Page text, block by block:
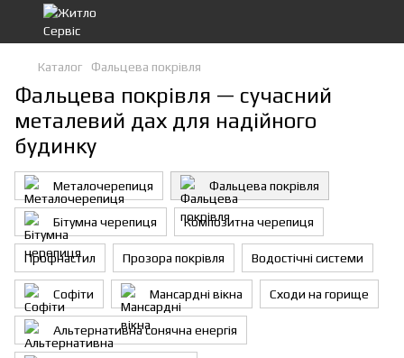
Каталог Фальцева покрівля
Фальцева покрівля — сучасний
металевий дах для надійного
будинку
Металочерепиця Фальцева покрівля
Бітумна черепиця Композитна черепиця
Профнастил Прозора покрівля Водостічні системи
Софіти Мансардні вікна Сходи на горище
Альтернативна сонячна енергія